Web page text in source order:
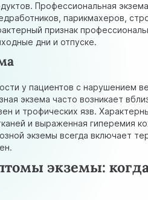
Профессиональная
парикмахеров,
признак
дни и отпуске.
у пациентов с нарушением
экзема часто возникает
и трофических язв.
и выраженная гиперемия
экземы всегда включает
экземы: